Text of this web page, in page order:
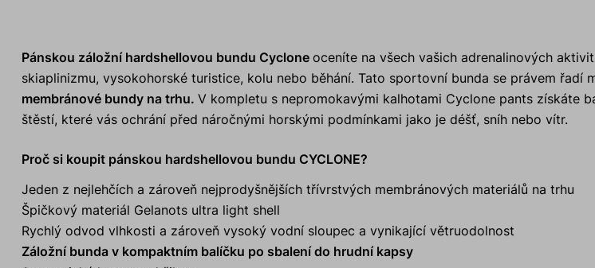
Pánskou záložní hardshellovou bundu Cyclone oceníte na všech vašich adrenalinových
skiaplinizmu, vysokohorské turistice, kolu nebo běhání. Tato sportovní bunda se právem řadí
membránové bundy na trhu. V kompletu s nepromokavými kalhotami Cyclone pants získáte
štěstí, které vás ochrání před náročnými horskými podmínkami jako je déšť, sníh nebo vítr.
Proč si koupit pánskou hardshellovou bundu CYCLONE?
Jeden z nejlehčích a zároveň nejprodyšnějších třívrstvých membránových materiálů na trhu
Špičkový materiál Gelanots ultra light shell
Rychlý odvod vlhkosti a zároveň vysoký vodní sloupec a vynikající větruodolnost
Záložní bunda v kompaktním balíčku po sbalení do hrudní kapsy